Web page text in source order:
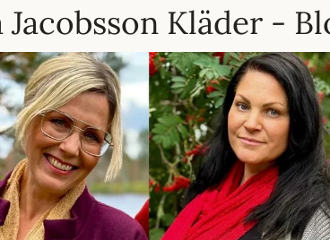
Jacobsson Kläder -